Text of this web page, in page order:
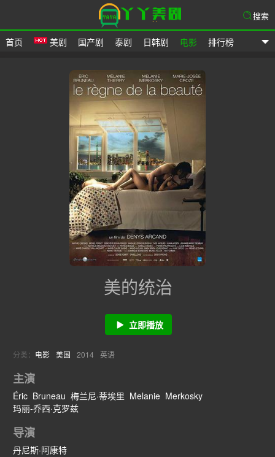
首页 美剧 国产剧 泰剧 日韩剧 电影 排行榜
搜索
美的统治
立即播放
分类： 电影 美国 2014 英语
主演
Éric Bruneau 梅兰尼·蒂埃里 Melanie Merkosky
玛丽-乔西·克罗兹
导演
丹尼斯·阿康特